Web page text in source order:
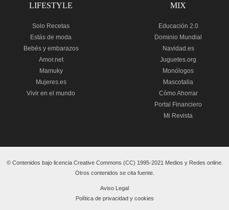
LIFESTYLE
Solo Recetas
Estás de moda
Bebés y embarazos
Amor.net
Mamuky
Mujeres.es
Vivir en el mundo
MIX
Educación 2.0
Dominio Mundial
Navidad.es
Juguetes.org
Monólogos
Mascotalia
Cómo Ahorrar
Portal Financiero
Mi Revista
© Contenidos bajo licencia Creative Commons (CC) 1995-2021 Medios y Redes online.
Otros contenidos se cita fuente.
Aviso Legal
Política de privacidad y cookies